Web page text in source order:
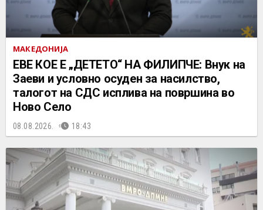
МАКЕДОНИЈА
ЕВЕ КОЕ Е „ДЕТЕТО“ НА ФИЛИПЧЕ: Внук на
Заеви и условно осуден за насилство,
талогот на СДС исплива на површина во
Ново Село
08.08.2026. 18:43